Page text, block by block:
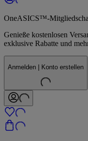
OneASICS™-
Genieße kostenlosen
exklusive Rabatte und
Anmelden | Konto erstellen